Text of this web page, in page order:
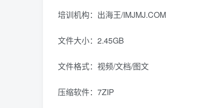
培训机构：出海王/IMJMJ.COM
文件大小：2.45GB
文件格式：视频/文档/图文
压缩软件：7ZIP